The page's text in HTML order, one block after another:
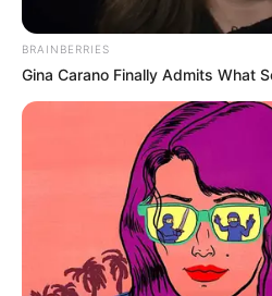
Por:Alerta Tolima
BRAINBERRIES
Gina Carano Finally Admits What